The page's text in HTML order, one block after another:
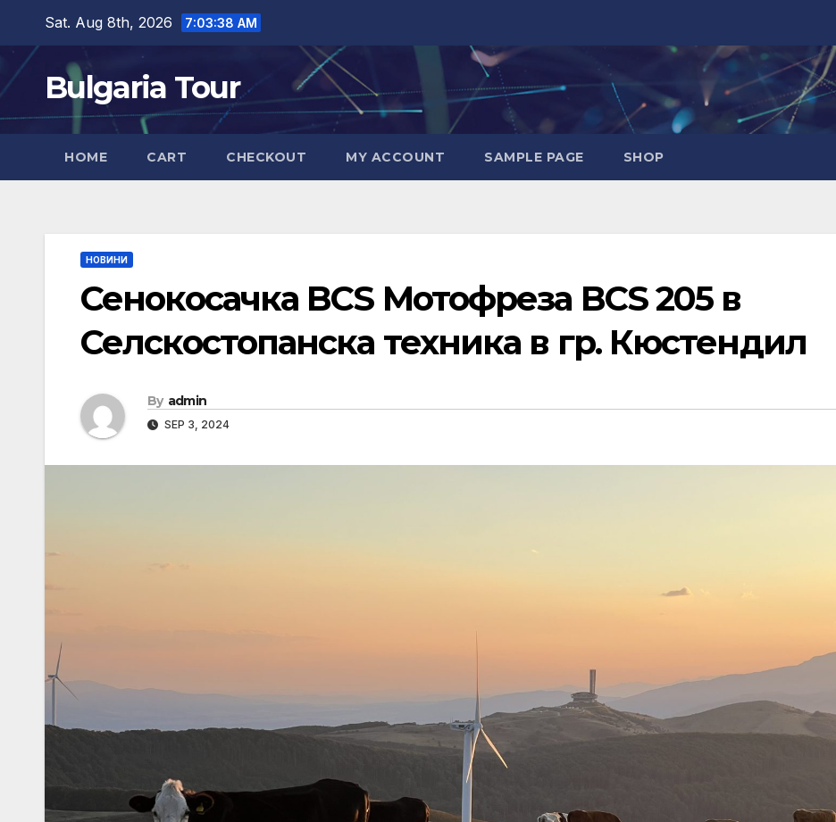
content
Sat. Aug 8th, 2026 7:03:39 AM
Bulgaria Tour
HOME CART CHECKOUT MY ACCOUNT SAMPLE PAGE SHOP
НОВИНИ
Сенокосачка BCS Мотофреза BCS 205 в
Селскостопанска техника в гр. Кюстендил
By admin
SEP 3, 2024